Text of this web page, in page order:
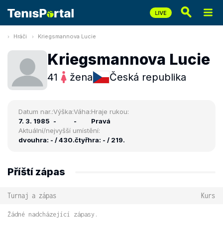
Hráči Kriegsmannova Lucie
Kriegsmannova Lucie
41 žena Česká republika
Datum nar.:
7. 3. 1985
Výška:
-
Váha:
-
Hraje rukou:
Pravá
Aktuální/nejvyšší umístění:
dvouhra: - / 430.čtyřhra: - / 219.
Příští zápas
Turnaj a zápas Kurs
Žádné nadcházející zápasy.